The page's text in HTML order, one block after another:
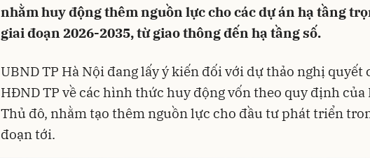
nhằm huy động thêm nguồn lực cho các dự án hạ tầng
giai đoạn 2026-2035, từ giao thông đến hạ tầng số.
UBND TP Hà Nội đang lấy ý kiến đối với dự thảo nghị quyết
HĐND TP về các hình thức huy động vốn theo quy định của
Thủ đô, nhằm tạo thêm nguồn lực cho đầu tư phát triển
đoạn tới.